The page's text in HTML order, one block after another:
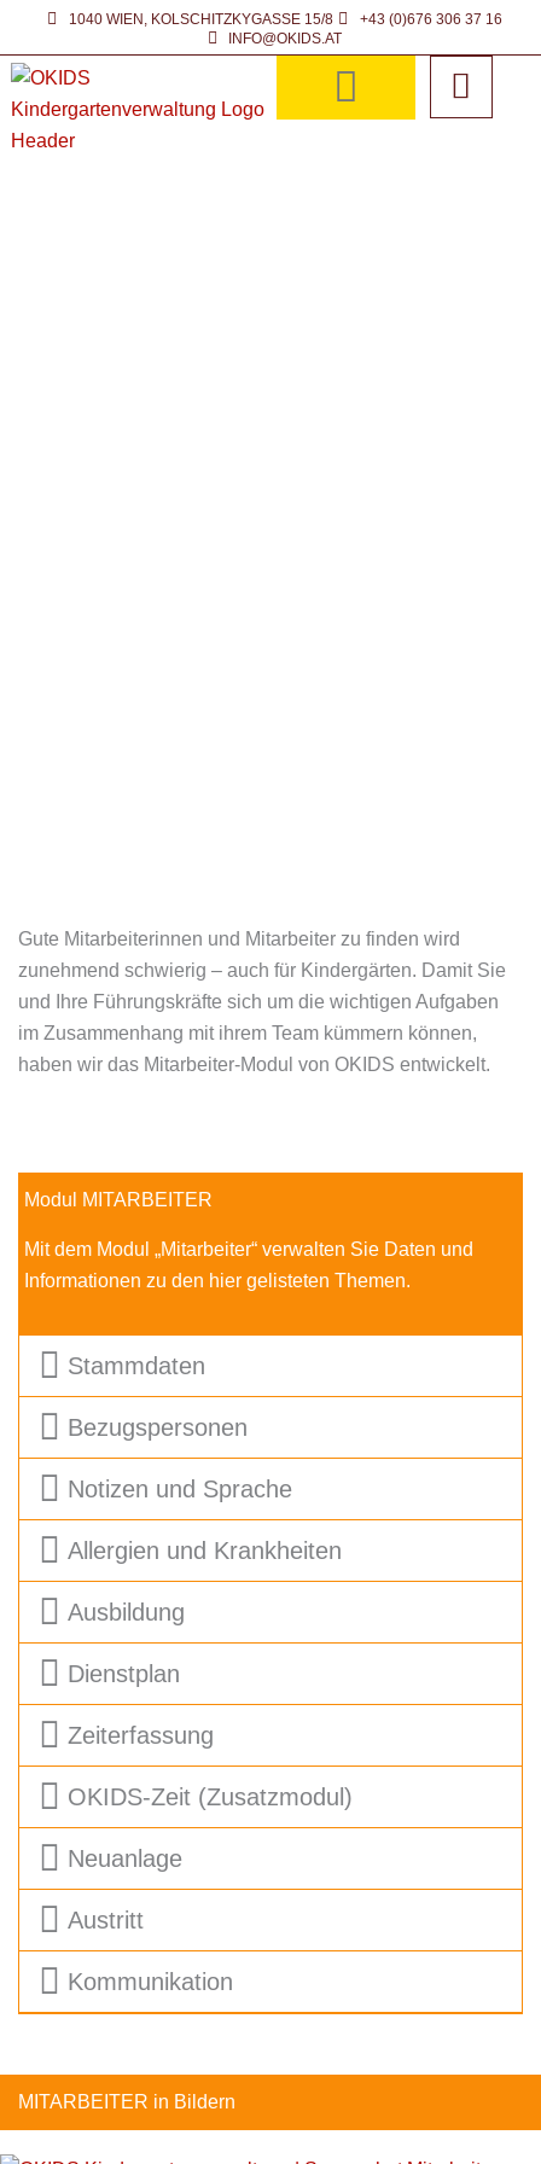
springen
1040 WIEN, KOLSCHITZKYGASSE 15/8
+43 (0)676 306 37 16
INFO@OKIDS.AT
Gute Mitarbeiterinnen und Mitarbeiter zu finden wird
zunehmend schwierig – auch für Kindergärten. Damit Sie
und Ihre Führungskräfte sich um die wichtigen Aufgaben
im Zusammenhang mit ihrem Team kümmern können,
haben wir das Mitarbeiter-Modul von OKIDS entwickelt.
Modul MITARBEITER
Mit dem Modul „Mitarbeiter“ verwalten Sie Daten und
Informationen zu den hier gelisteten Themen.
Stammdaten
Bezugspersonen
Notizen und Sprache
Allergien und Krankheiten
Ausbildung
Dienstplan
Zeiterfassung
OKIDS-Zeit (Zusatzmodul)
Neuanlage
Austritt
Kommunikation
MITARBEITER in Bildern